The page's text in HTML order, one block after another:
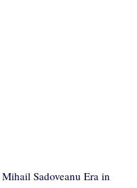
Sadoveanu Era in